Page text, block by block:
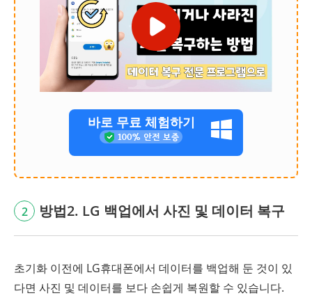
바로 무료 체험하기
2 방법2. LG 백업에서 사진 및 데이터 복구
초기화 이전에 LG휴대폰에서 데이터를 백업해 둔 것이 있
다면 사진 및 데이터를 보다 손쉽게 복원할 수 있습니다.